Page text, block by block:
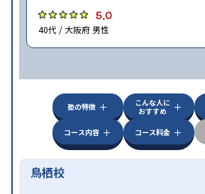
5.0
40代 / 大阪府 男性
塾の特徴
こんな人に
おすすめ
コース内容
コース料金
鳥栖校